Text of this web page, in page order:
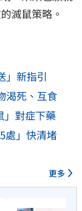
滅鼠策略。
」新指引
渴死、互食
」對症下藥
處」快清堵
更多